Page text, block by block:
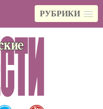
РУБРИКИ